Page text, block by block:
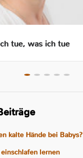
tue, was ich tue
kalte Hände bei Babys?
lernen